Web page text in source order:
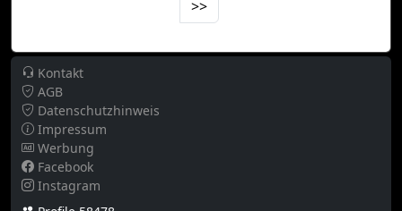
>>
Kontakt
AGB
Datenschutzhinweis
Impressum
Werbung
Facebook
Instagram